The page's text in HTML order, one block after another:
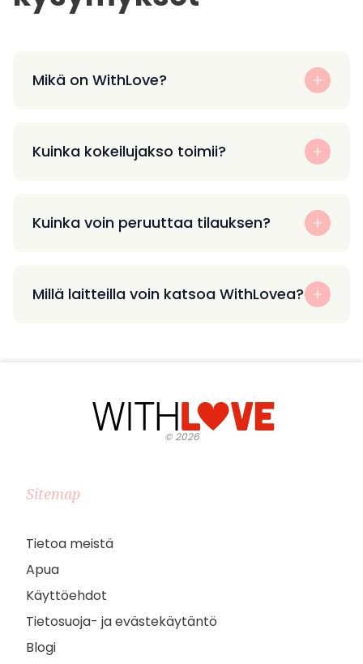
Mikä on WithLove?
Kuinka kokeilujakso toimii?
Kuinka voin peruuttaa tilauksen?
Millä laitteilla voin katsoa WithLovea?
©2026
Sitemap
Tietoa meistä
Apua
Käyttöehdot
Tietosuoja- ja evästekäytäntö
Blogi